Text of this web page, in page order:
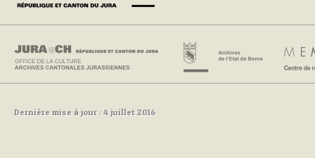
Dernière mise à jour : 4 juillet 2016